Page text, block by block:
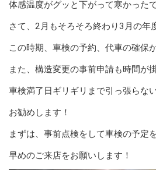
体感温度がグッと下がって寒かったで
さて、2月もそろそろ終わり3月の年
この時期、車検の予約、代車の確保
また、構造変更の事前申請も時間が
車検満了日ギリギリまで引っ張らな
お勧めします！
まずは、事前点検をして車検の予定
早めのご来店をお願いします！